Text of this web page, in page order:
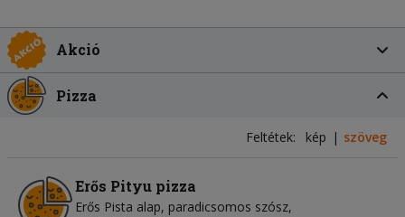
Akció
Pizza
Feltétek: kép szöveg
Erős Pityu pizza
Erős Pista alap paradicsomos szósz